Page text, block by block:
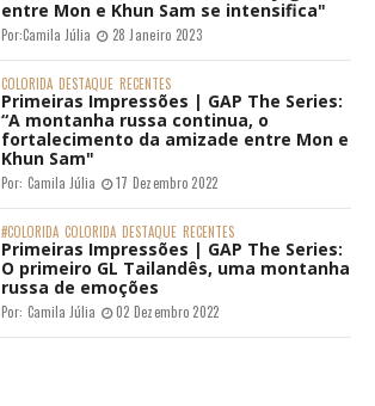
entre Mon e Khun Sam se intensifica"
Por:Camila Júlia 28 Janeiro 2023
COLORIDA DESTAQUE RECENTES
Primeiras Impressões | GAP The Series:
“A montanha russa continua, o
fortalecimento da amizade entre Mon e
Khun Sam"
Por: Camila Júlia 17 Dezembro 2022
#COLORIDA COLORIDA DESTAQUE RECENTES
Primeiras Impressões | GAP The Series:
O primeiro GL Tailandês, uma montanha
russa de emoções
Por: Camila Júlia 02 Dezembro 2022